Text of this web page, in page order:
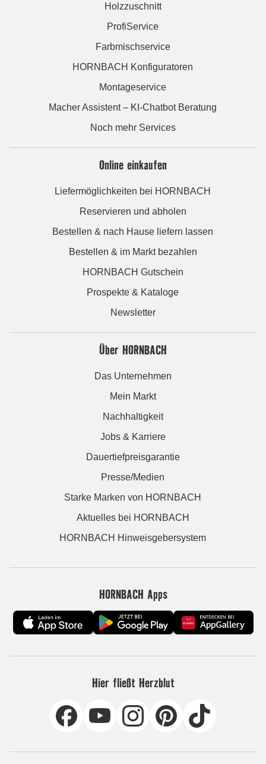
Holzzuschnitt
ProfiService
Farbmischservice
HORNBACH Konfiguratoren
Montageservice
Macher Assistent – KI-Chatbot Beratung
Noch mehr Services
Online einkaufen
Liefermöglichkeiten bei HORNBACH
Reservieren und abholen
Bestellen & nach Hause liefern lassen
Bestellen & im Markt bezahlen
HORNBACH Gutschein
Prospekte & Kataloge
Newsletter
Über HORNBACH
Das Unternehmen
Mein Markt
Nachhaltigkeit
Jobs & Karriere
Dauertiefpreisgarantie
Presse/Medien
Starke Marken von HORNBACH
Aktuelles bei HORNBACH
HORNBACH Hinweisgebersystem
HORNBACH Apps
Hier fließt Herzblut